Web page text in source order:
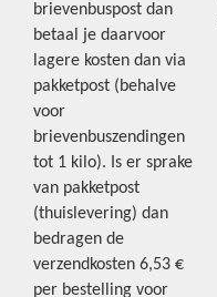
brievenbuspost dan
betaal je daarvoor
lagere kosten dan via
pakketpost (behalve
voor
brievenbuszendingen
tot 1 kilo). Is er sprake
van pakketpost
(thuislevering) dan
bedragen de
verzendkosten 6,53 €
per bestelling voor